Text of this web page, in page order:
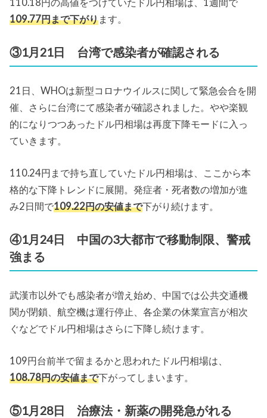
110.18円の高値をつけていたドル円相場は、1週間で
109.77円まで下がります。
③1月21日 台湾で感染者が確認される
21日、WHOは新型コロナウイルスに関して緊急会合を開
催、さらに台湾にて感染者が確認されました。やや楽観
的になりつつあったドル円相場は再度下降モードに入っ
ていきます。
110.24円まで持ち直していたドル円相場は、ここから本
格的な下降トレンドに展開。発症者・死者数の増加が進
み2日間で109.22円の安値まで下がり続けます。
④1月24日 中国の3大都市で移動制限、警戒
強まる
武漢市以外でも感染者が増え始め、中国では公共交通機
関が閉鎖、航空機は運行停止、各企業の休業宣言が相次
ぐなどでドル円相場はさらに下降し続けます。
109円台前半で留まるかと思われたドル円相場は、
108.78円の安値まで下がってしまいます。
⑤1月28日 治療法・新薬の開発急がれる